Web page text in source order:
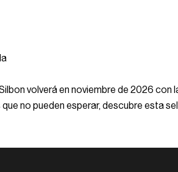
volverá en noviembre de 2026
que no pueden esperar, descubre esta